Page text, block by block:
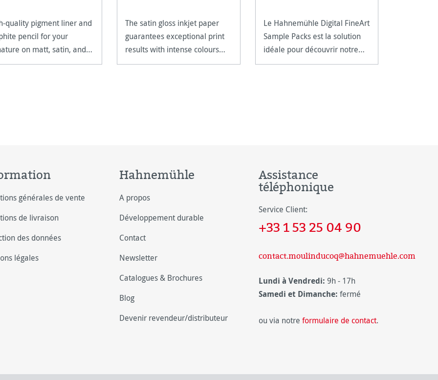
quality pigment liner and
pencil for your
on matt, satin, and
gloss paper surfaces.
The satin gloss inkjet paper
guarantees exceptional print
results with intense colours
and deep blacks.
Le Hahnemühle Digital FineArt
Sample Packs est la solution
idéale pour découvrir notre
gamme.
générales de vente
de livraison
des données
légales
Hahnemühle
A propos
Développement durable
Contact
Newsletter
Catalogues & Brochures
Blog
Devenir revendeur/distributeur
Assistance
téléphonique
Service Client:
+33 1 53 25 04 90
contact.moulinducoq@hahnemuehle.com
Lundi à Vendredi: 9h - 17h
Samedi et Dimanche: fermé
ou via notre formulaire de contact.